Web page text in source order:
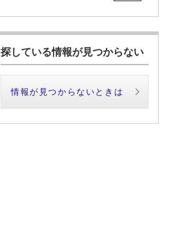
探している情報が見つからない
情報が見つからないときは